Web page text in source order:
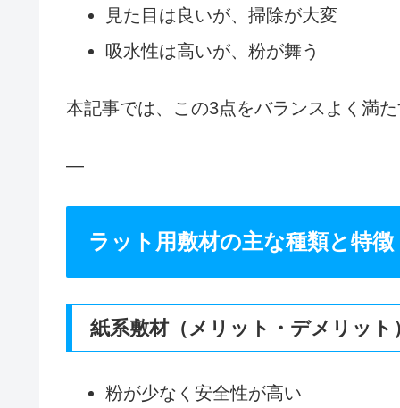
見た目は良いが、掃除が大変
吸水性は高いが、粉が舞う
本記事では、この3点をバランスよく満
—
ラット用敷材の主な種類と特徴
紙系敷材（メリット・デメリット
粉が少なく安全性が高い